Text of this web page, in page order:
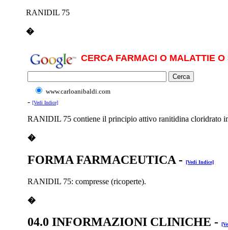
RANIDIL 75
�
CERCA FARMACI O MALATTIE
www.carloanibaldi.com
- [Vedi Indice]
RANIDIL 75 contiene il principio attivo ranitidina cloridrato
�
FORMA FARMACEUTICA - [Vedi Indice]
RANIDIL 75: compresse (ricoperte).
�
04.0 INFORMAZIONI CLINICHE -